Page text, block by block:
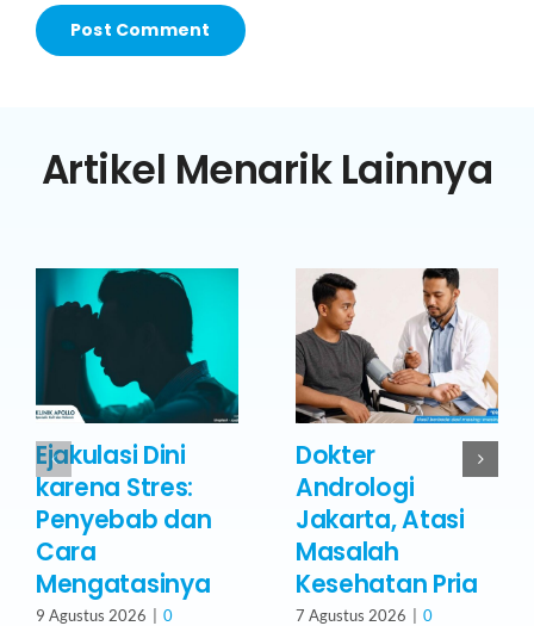
Artikel Menarik Lainnya
Ejakulasi Dini
karena Stres:
Penyebab dan
Cara
Mengatasinya
9 Agustus 2026
0
Dokter
Andrologi
Jakarta, Atasi
Masalah
Kesehatan Pria
7 Agustus 2026
0